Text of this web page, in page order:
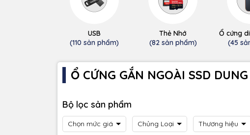
USB
(110 sản phẩm)
Thẻ Nhớ
(82 sản phẩm)
Ổ cứng
(45
Ổ CỨNG GẮN NGOÀI SSD
Bộ lọc sản phẩm
Chọn mức giá Chủng Loại Thương hiệu